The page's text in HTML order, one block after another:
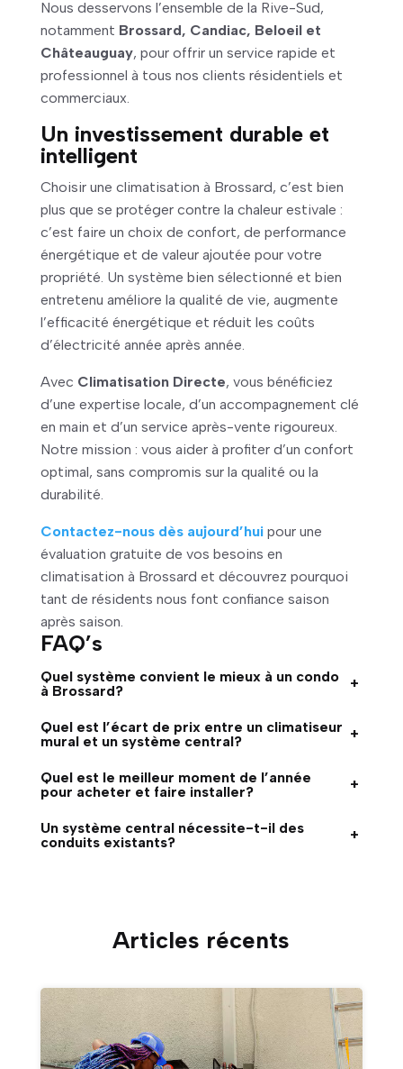
Nous desservons l’ensemble de la Rive-Sud,
notamment Brossard, Candiac, Beloeil et
Châteauguay, pour offrir un service rapide et
professionnel à tous nos clients résidentiels et
commerciaux.
Un investissement durable et
intelligent
Choisir une climatisation à Brossard, c’est bien
plus que se protéger contre la chaleur estivale :
c’est faire un choix de confort, de performance
énergétique et de valeur ajoutée pour votre
propriété. Un système bien sélectionné et bien
entretenu améliore la qualité de vie, augmente
l’efficacité énergétique et réduit les coûts
d’électricité année après année.
Avec Climatisation Directe, vous bénéficiez
d’une expertise locale, d’un accompagnement clé
en main et d’un service après-vente rigoureux.
Notre mission : vous aider à profiter d’un confort
optimal, sans compromis sur la qualité ou la
durabilité.
Contactez-nous dès aujourd’huipour une
évaluation gratuite de vos besoins en
climatisation à Brossard et découvrez pourquoi
tant de résidents nous font confiance saison
après saison.
FAQ’s
Quel système convient le mieux à un condo
à Brossard?
+
Quel est l’écart de prix entre un climatiseur
mural et un système central?
+
Quel est le meilleur moment de l’année
pour acheter et faire installer?
+
Un système central nécessite-t-il des
conduits existants?
+
Articles récents